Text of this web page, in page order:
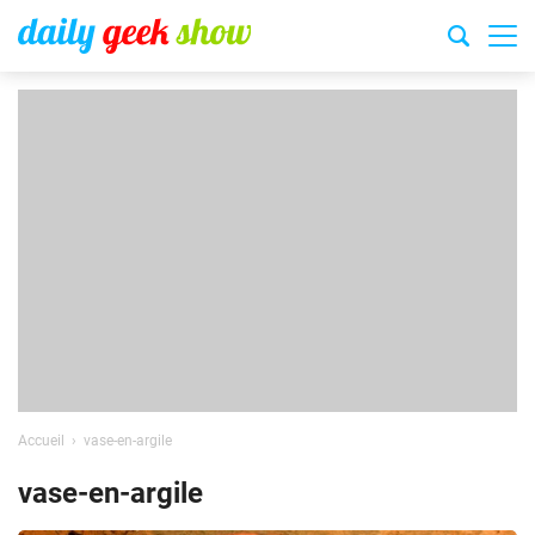
Accueil vase-en-argile
vase-en-argile